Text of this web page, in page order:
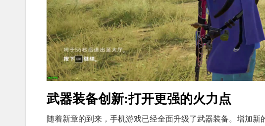
武器装备创新:打开更强的火力点
随着新章的到来，手机游戏已经全面升级了武器装备。增加